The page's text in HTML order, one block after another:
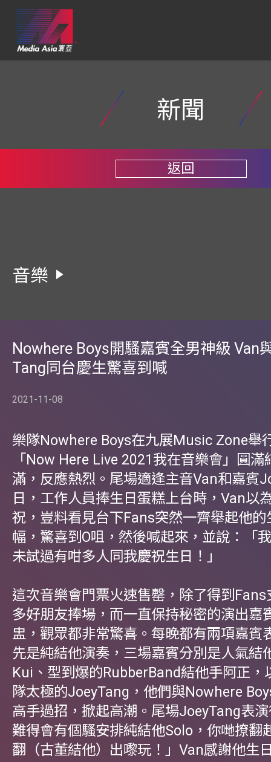
新聞
返回
音樂
Nowhere Boys開騷嘉賓全男神級 Van
Tang同台慶生驚喜到喊
2021-11-08
樂隊Nowhere Boys在九展Music Zone舉
「Now Here Live 2021我在音樂會」圓
滿，反應熱烈。尾場適逢主音Van和嘉賓
日，工作人員捧生日蛋糕上台時，Van以
祝，豈料看見台下Fans突然一齊舉起他的
幅，驚喜到O咀，然後喊起來，並說：「
未試過有咁多人同我慶祝生日！」
這次音樂會門票火速售罄，除了得到
多好朋友捧場，而一直保持秘密的演出嘉
盅，觀眾都非常驚喜。每晚都有兩項嘉賓
先是純結他演奏，三場嘉賓分別是人氣結
Kui、型到爆的RubberBand結他手阿正，
隊太極的JoeyTang，他們與Nowhere
高手過招，掀起高潮。尾場JoeyTang表
難得會有個騷安排純結他Solo，你哋撩翻
翻（古董結他）出嚟玩！」Van感謝他生